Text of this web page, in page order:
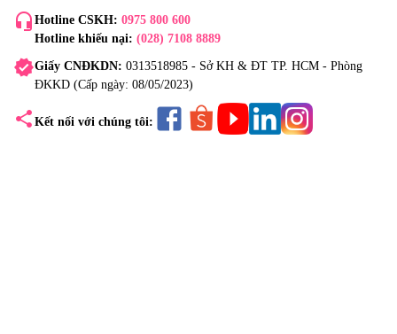
headset_mic Hotline CSKH: 0975 800 600
Hotline khiếu nại: (028) 7108 8889
verifiedGiấy CNĐKDN: 0313518985 - Sở KH & ĐT TP. HCM - Phòng
ĐKKD (Cấp ngày: 08/05/2023)
share Kết nối với chúng tôi: